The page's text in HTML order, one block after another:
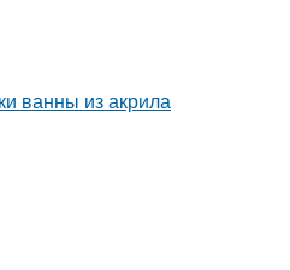
ванны из акрила